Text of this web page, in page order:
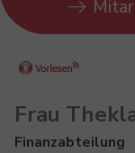
Frau
Finanzabteilung